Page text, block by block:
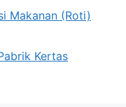
Makanan (Roti)
Kertas